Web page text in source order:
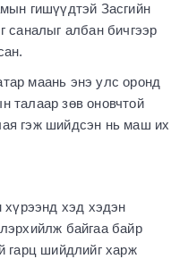
гишүүдтэй Засгийн
саналыг албан бичгээр
маань энэ улс оронд
талаар зөв оновчтой
гэж шийдсэн нь маш их
хүрээнд хэд хэдэн
байгаа байр
гарц шийдлийг харж